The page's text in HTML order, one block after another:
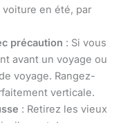
en été, par
précaution : Si vous
avant un voyage ou
voyage. Rangez-
verticale.
: Retirez les vieux